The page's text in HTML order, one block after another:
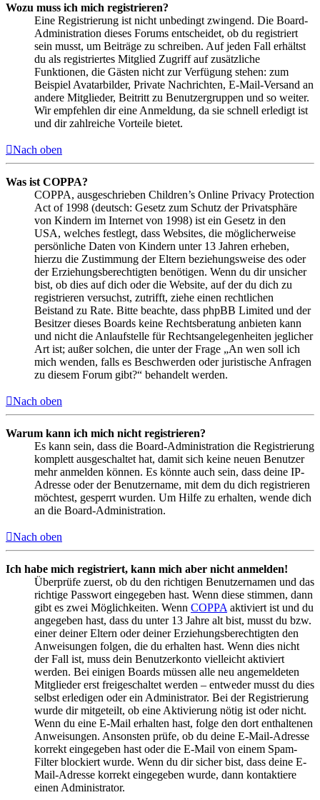
Wozu muss ich mich registrieren?
Eine Registrierung ist nicht unbedingt zwingend. Die Board-
Administration dieses Forums entscheidet, ob du registriert
sein musst, um Beiträge zu schreiben. Auf jeden Fall erhältst
du als registriertes Mitglied Zugriff auf zusätzliche
Funktionen, die Gästen nicht zur Verfügung stehen: zum
Beispiel Avatarbilder, Private Nachrichten, E-Mail-Versand an
andere Mitglieder, Beitritt zu Benutzergruppen und so weiter.
Wir empfehlen dir eine Anmeldung, da sie schnell erledigt ist
und dir zahlreiche Vorteile bietet.
Nach oben
Was ist COPPA?
COPPA, ausgeschrieben Children’s Online Privacy Protection
Act of 1998 (deutsch: Gesetz zum Schutz der Privatsphäre
von Kindern im Internet von 1998) ist ein Gesetz in den
USA, welches festlegt, dass Websites, die möglicherweise
persönliche Daten von Kindern unter 13 Jahren erheben,
hierzu die Zustimmung der Eltern beziehungsweise des oder
der Erziehungsberechtigten benötigen. Wenn du dir unsicher
bist, ob dies auf dich oder die Website, auf der du dich zu
registrieren versuchst, zutrifft, ziehe einen rechtlichen
Beistand zu Rate. Bitte beachte, dass phpBB Limited und der
Besitzer dieses Boards keine Rechtsberatung anbieten kann
und nicht die Anlaufstelle für Rechtsangelegenheiten jeglicher
Art ist; außer solchen, die unter der Frage „An wen soll ich
mich wenden, falls es Beschwerden oder juristische Anfragen
zu diesem Forum gibt?“ behandelt werden.
Nach oben
Warum kann ich mich nicht registrieren?
Es kann sein, dass die Board-Administration die Registrierung
komplett ausgeschaltet hat, damit sich keine neuen Benutzer
mehr anmelden können. Es könnte auch sein, dass deine IP-
Adresse oder der Benutzername, mit dem du dich registrieren
möchtest, gesperrt wurden. Um Hilfe zu erhalten, wende dich
an die Board-Administration.
Nach oben
Ich habe mich registriert, kann mich aber nicht anmelden!
Überprüfe zuerst, ob du den richtigen Benutzernamen und das
richtige Passwort eingegeben hast. Wenn diese stimmen, dann
gibt es zwei Möglichkeiten. Wenn COPPA aktiviert ist und du
angegeben hast, dass du unter 13 Jahre alt bist, musst du bzw.
einer deiner Eltern oder deiner Erziehungsberechtigten den
Anweisungen folgen, die du erhalten hast. Wenn dies nicht
der Fall ist, muss dein Benutzerkonto vielleicht aktiviert
werden. Bei einigen Boards müssen alle neu angemeldeten
Mitglieder erst freigeschaltet werden – entweder musst du dies
selbst erledigen oder ein Administrator. Bei der Registrierung
wurde dir mitgeteilt, ob eine Aktivierung nötig ist oder nicht.
Wenn du eine E-Mail erhalten hast, folge den dort enthaltenen
Anweisungen. Ansonsten prüfe, ob du deine E-Mail-Adresse
korrekt eingegeben hast oder die E-Mail von einem Spam-
Filter blockiert wurde. Wenn du dir sicher bist, dass deine E-
Mail-Adresse korrekt eingegeben wurde, dann kontaktiere
einen Administrator.